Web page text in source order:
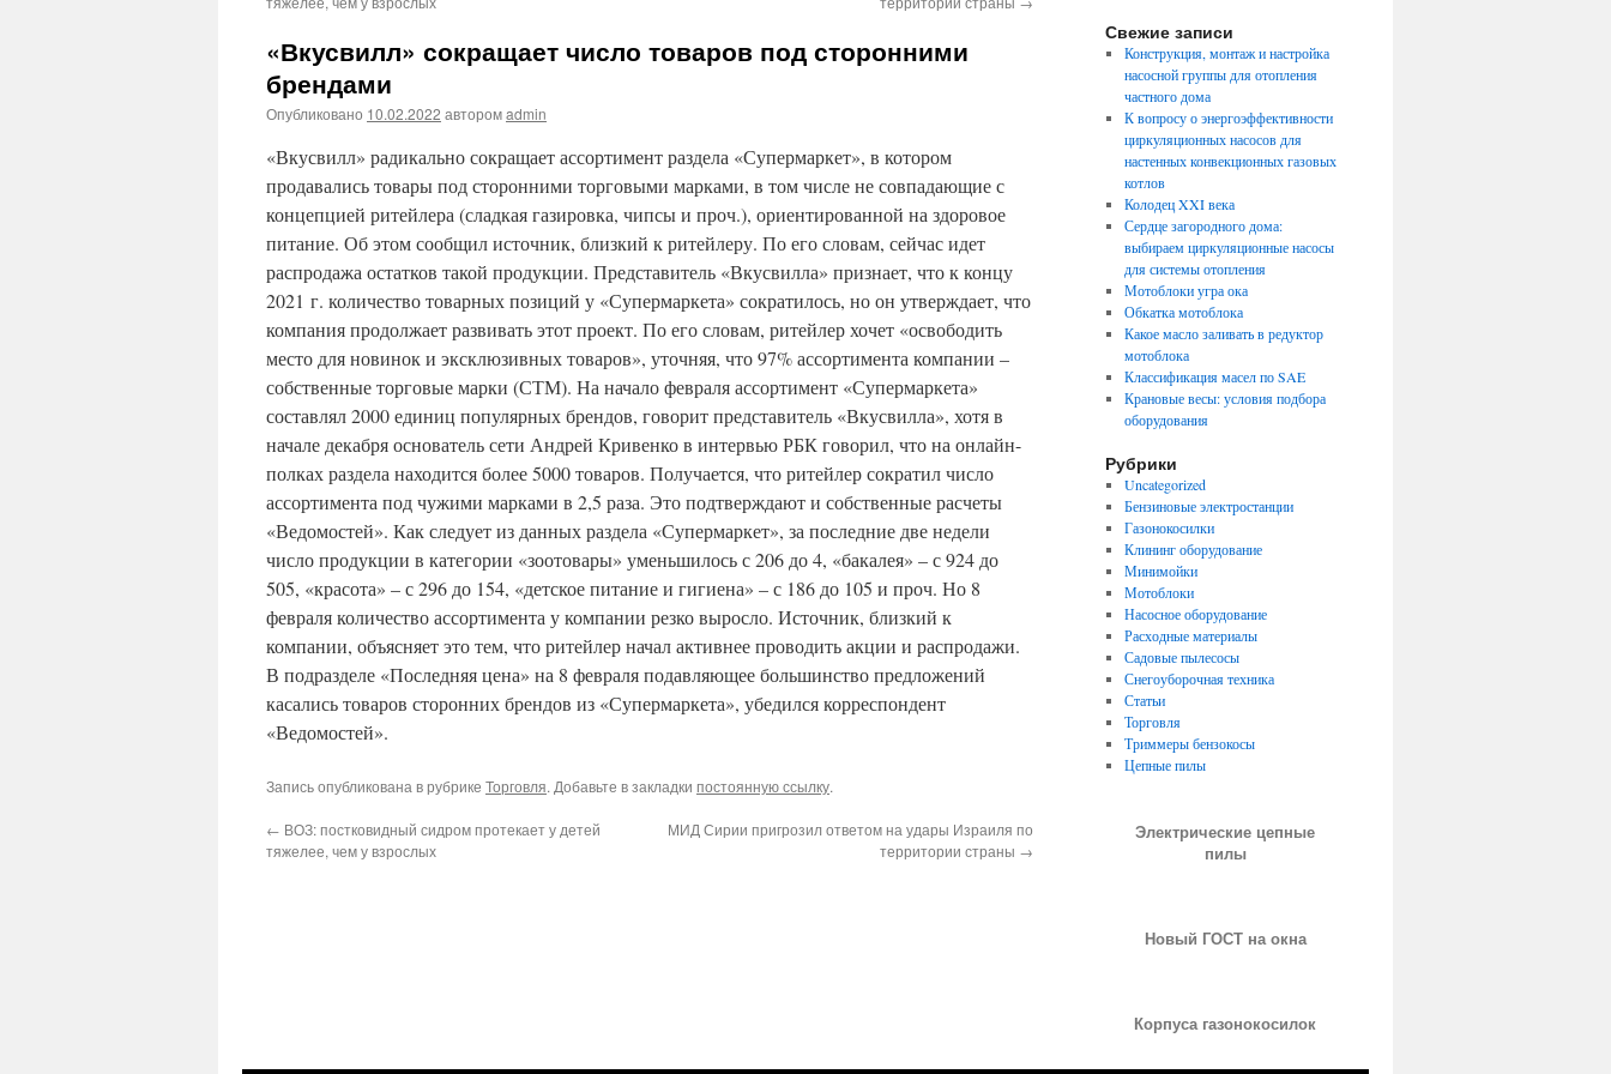
«Вкусвилл» сокращает число товаров под сторонними
брендами
Опубликовано 10.02.2022 авторомadmin
«Вкусвилл» радикально сокращает ассортимент раздела «Супермаркет», в котором
продавались товары под сторонними торговыми марками, в том числе не совпадающие с
концепцией ритейлера (сладкая газировка, чипсы и проч.), ориентированной на здоровое
питание. Об этом сообщил источник, близкий к ритейлеру. По его словам, сейчас идет
распродажа остатков такой продукции. Представитель «Вкусвилла» признает, что к концу
2021 г. количество товарных позиций у «Супермаркета» сократилось, но он утверждает, что
компания продолжает развивать этот проект. По его словам, ритейлер хочет «освободить
место для новинок и эксклюзивных товаров», уточняя, что 97% ассортимента компании –
собственные торговые марки (СТМ). На начало февраля ассортимент «Супермаркета»
составлял 2000 единиц популярных брендов, говорит представитель «Вкусвилла», хотя в
начале декабря основатель сети Андрей Кривенко в интервью РБК говорил, что на онлайн-
полках раздела находится более 5000 товаров. Получается, что ритейлер сократил число
ассортимента под чужими марками в 2,5 раза. Это подтверждают и собственные расчеты
«Ведомостей». Как следует из данных раздела «Супермаркет», за последние две недели
число продукции в категории «зоотовары» уменьшилось с 206 до 4, «бакалея» – с 924 до
505, «красота» – с 296 до 154, «детское питание и гигиена» – с 186 до 105 и проч. Но 8
февраля количество ассортимента у компании резко выросло. Источник, близкий к
компании, объясняет это тем, что ритейлер начал активнее проводить акции и распродажи.
В подразделе «Последняя цена» на 8 февраля подавляющее большинство предложений
касались товаров сторонних брендов из «Супермаркета», убедился корреспондент
«Ведомостей».
Запись опубликована в рубрике Торговля. Добавьте в закладки постоянную ссылку.
← ВОЗ: постковидный сидром протекает у детей
тяжелее, чем у взрослых
МИД Сирии пригрозил ответом на удары Израиля по
территории страны →
Свежие записи
Конструкция, монтаж и настройка
насосной группы для отопления
частного дома
К вопросу о энергоэффективности
циркуляционных насосов для
настенных конвекционных газовых
котлов
Колодец XXI века
Сердце загородного дома:
выбираем циркуляционные насосы
для системы отопления
Мотоблоки угра ока
Обкатка мотоблока
Какое масло заливать в редуктор
мотоблока
Классификация масел по SAE
Крановые весы: условия подбора
оборудования
Рубрики
Uncategorized
Бензиновые электростанции
Газонокосилки
Клининг оборудование
Минимойки
Мотоблоки
Насосное оборудование
Расходные материалы
Садовые пылесосы
Снегоуборочная техника
Статьи
Торговля
Триммеры бензокосы
Цепные пилы
Электрические цепные
пилы
Новый ГОСТ на окна
Корпуса газонокосилок